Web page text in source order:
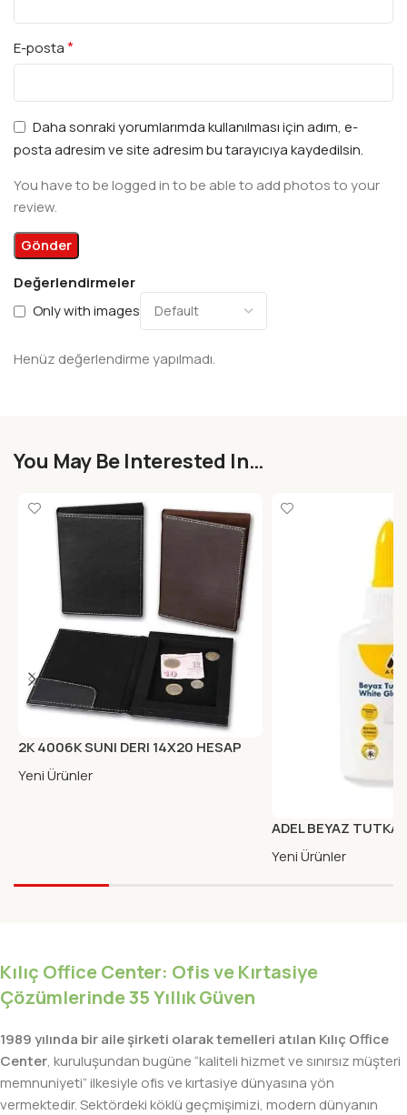
Değerlendirmeler
Only with images
Henüz değerlendirme yapılmadı.
E-posta*
Daha sonraki yorumlarımda kullanılması için adım, e-
posta adresim ve site adresim bu tarayıcıya kaydedilsin.
You have to be logged in to be able to add photos to your
review.
You May Be Interested In…
2K 4006K SUNI DERI 14X20 HESAP
KUTUSU KAHVE
Yeni Ürünler
ADEL BEYAZ
Yeni Ürünler
Kılıç Office Center: Ofis ve Kırtasiye
Çözümlerinde 35 Yıllık Güven
1989 yılında bir aile şirketi olarak temelleri atılan Kılıç Office
Center, kuruluşundan bugüne “kaliteli hizmet ve sınırsız müşteri
memnuniyeti” ilkesiyle ofis ve kırtasiye dünyasına yön
vermektedir. Sektördeki köklü geçmişimizi, modern dünyanın